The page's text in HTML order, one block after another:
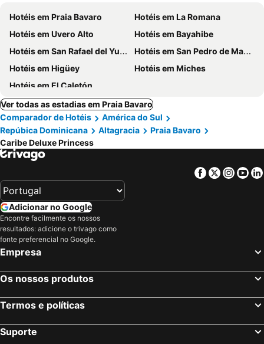
Hotéis em Praia Bavaro
Hotéis em La Romana
Hotéis em Uvero Alto
Hotéis em Bayahibe
Hotéis em San Rafael del Yuma
Hotéis em San Pedro de Macoris
Hotéis em Higüey
Hotéis em Miches
Hotéis em El Caletón
Ver todas as estadias em Praia Bavaro
Comparador de Hotéis
América do Sul
Repúbica Dominicana
Altagracia
Praia Bavaro
Caribe Deluxe Princess
Facebook
Twitter
Adicionar no Google
Encontre facilmente os nossos
resultados: adicione o trivago como
fonte preferencial no Google.
Empresa
Os nossos produtos
Termos e políticas
Suporte